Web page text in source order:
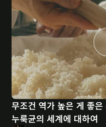
무조건 역가 높은 게 좋
누룩균의 세계에 대하여